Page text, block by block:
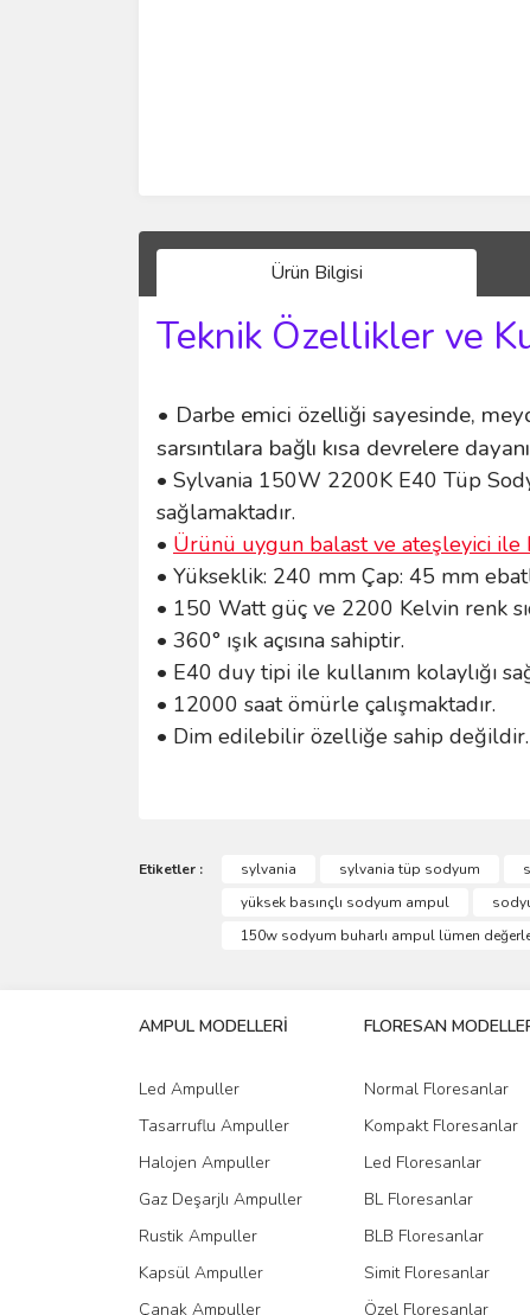
Ürün Bilgisi
Teknik Özellikler ve
• Darbe emici özelliği sayesinde,
sarsıntılara bağlı kısa devrelere
• Sylvania 150W 2200K E40 Tüp
sağlamaktadır.
• Ürünü uygun balast ve ateşleyici ile
• Yükseklik: 240 mm Çap: 45 mm
• 150 Watt güç ve 2200 Kelvin renk
• 360° ışık açısına sahiptir.
• E40 duy tipi ile kullanım kolaylığı
• 12000 saat ömürle çalışmaktadır.
• Dim edilebilir özelliğe sahip değildir.
Görüş ve önerileriniz için teşekkür ederiz.
Ürün resmi kalitesiz, bozuk veya
Ürün fiyatı diğer sitelerden daha pahalı.
Etiketler : sylvania sylvania tüp sodyum
yüksek basınçlı sodyum ampul
150w sodyum buharlı ampul lümen
AMPUL MODELLERİ
Led Ampuller
Tasarruflu Ampuller
Halojen Ampuller
Gaz Deşarjlı Ampuller
Rustik Ampuller
Kapsül Ampuller
Çanak Ampuller
FLORESAN
Normal Floresanlar
Kompakt Floresanlar
Led Floresanlar
BL Floresanlar
BLB Floresanlar
Simit Floresanlar
Özel Floresanlar